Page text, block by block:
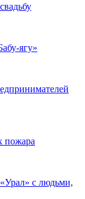
ягу»
пожара
с людьми,